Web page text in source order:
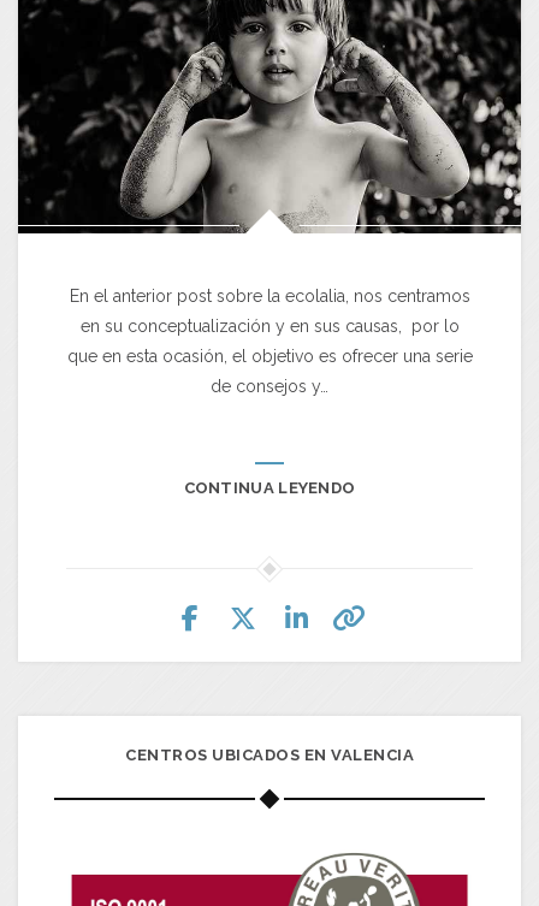
En el anterior post sobre la ecolalia, nos centramos
en su conceptualización y en sus causas, por lo
que en esta ocasión, el objetivo es ofrecer una serie
de consejos y…
CONTINUA LEYENDO
CENTROS UBICADOS EN VALENCIA